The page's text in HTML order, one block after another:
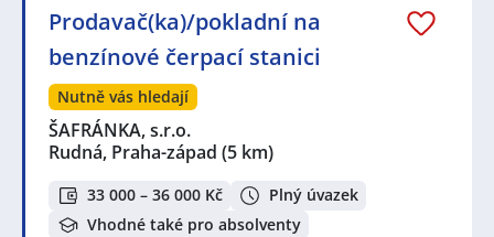
Prodavač(ka)/pokladní na
benzínové čerpací stanici
Nutně vás hledají
ŠAFRÁNKA, s.r.o.
Rudná, Praha-západ (5 km)
33 000 – 36 000 Kč
Plný úvazek
Vhodné také pro absolventy